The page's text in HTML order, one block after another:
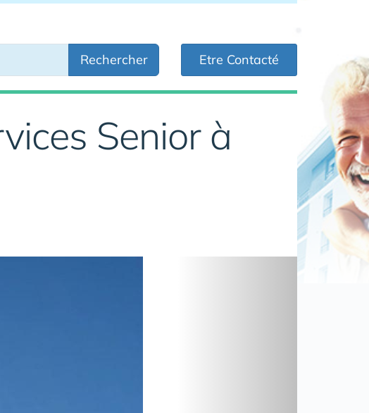
Rechercher Etre Contacté
Senior à